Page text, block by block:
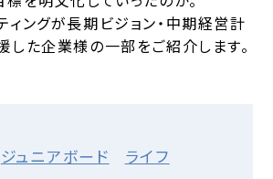
ィングが長期ビジョン・中期経営計
した企業様の一部をご紹介します。
ジュニアボード
ライフ